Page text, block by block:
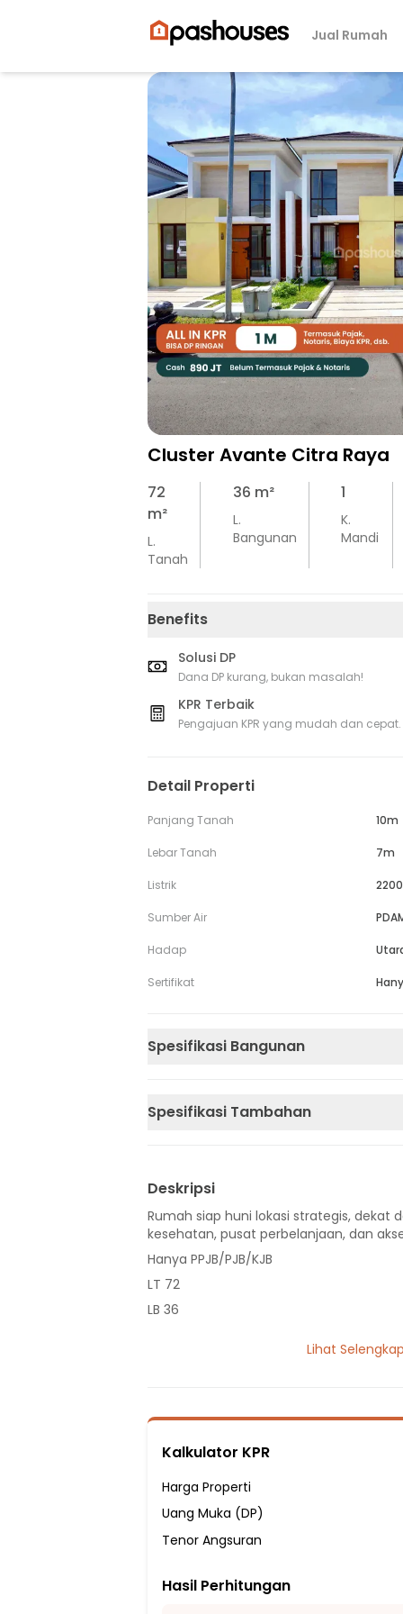
Jual Rumah
Cluster Avante Citra Raya
72
m²
L.
Tanah
36 m²
L.
Bangunan
1
K.
Mandi
Benefits
Solusi DP
Dana DP kurang, bukan masalah!
KPR Terbaik
Pengajuan KPR yang mudah dan cepat.
Detail Properti
Panjang Tanah 10m
Lebar Tanah 7m
Listrik
Sumber Air
Hadap
Sertifikat
Spesifikasi Bangunan
Spesifikasi Tambahan
Deskripsi
Rumah siap huni lokasi strategis, dekat
kesehatan, pusat perbelanjaan, dan
Hanya PPJB/PJB/KJB
LT 72
LB 36
Hadap Utara
Fasilitas Sekitar Hunian:
5 menit ke SD Negeri Cikupa 6
5 menit ke Smp Pelita Nusa
7 menit ke SMP Muhajirin Cikupa
Lihat
Kalkulator KPR
Harga Properti
Uang Muka (DP)
Tenor Angsuran
Hasil Perhitungan